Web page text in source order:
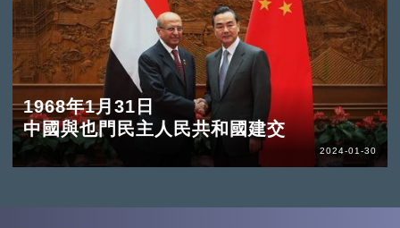
1968年1月31日
中國與也門民主人民共和國建交
2024-01-30